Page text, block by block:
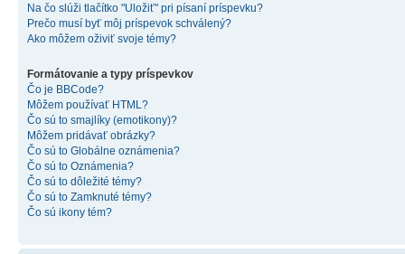
Na čo slúži tlačítko "Uložiť" pri písaní príspevku?
Prečo musí byť môj príspevok schválený?
Ako môžem oživiť svoje témy?
Formátovanie a typy príspevkov
Čo je BBCode?
Môžem používať HTML?
Čo sú to smajlíky (emotikony)?
Môžem pridávať obrázky?
Čo sú to Globálne oznámenia?
Čo sú to Oznámenia?
Čo sú to dôležité témy?
Čo sú to Zamknuté témy?
Čo sú ikony tém?